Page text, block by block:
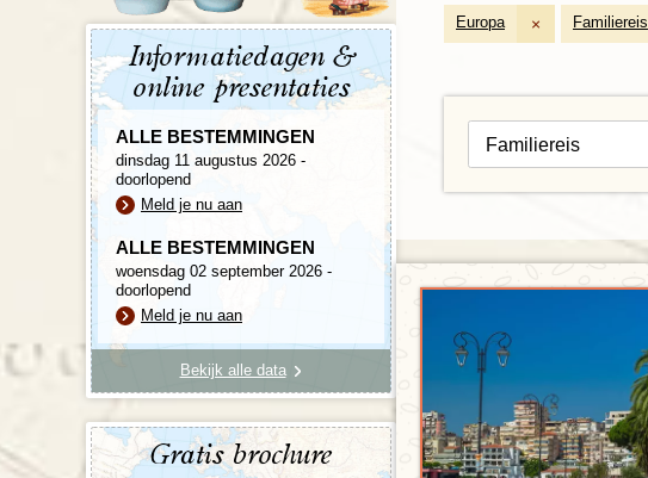
Europa × Familiereis
Informatiedagen &
online presentaties
ALLE BESTEMMINGEN
dinsdag 11 augustus 2026 -
doorlopend
Meld je nu aan
ALLE BESTEMMINGEN
woensdag 02 september 2026 -
doorlopend
Meld je nu aan
Bekijk alle data
Gratis brochure